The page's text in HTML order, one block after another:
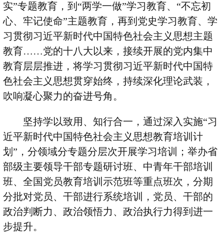
实”专题教育，到 “两学一做”学习教育、 “不忘初
心、牢记使命”主题教育，再到党史学习教育、学
习贯彻习近平新时代中国特色社会主义思想主题
教育……党的十八大以来，接续开展的党内集中
教育层层推进，将学习贯彻习近平新时代中国特
色社会主义思想贯穿始终，持续深化理论武装，
吹响凝心聚力的奋进号角。
坚持学以致用、知行合一，通过深入实施“习
近平新时代中国特色社会主义思想教育培训计
划 ” ，分领域分专题分层次开展学习培训；举办省
部级主要领导干部专题研讨班、中青年干部培训
班、全国党员教育培训示范班等重点班次，分期
分批对党员、干部进行系统培训，党员、干部的
政治判断力、政治领悟力、政治执行力得到进一
步提升。